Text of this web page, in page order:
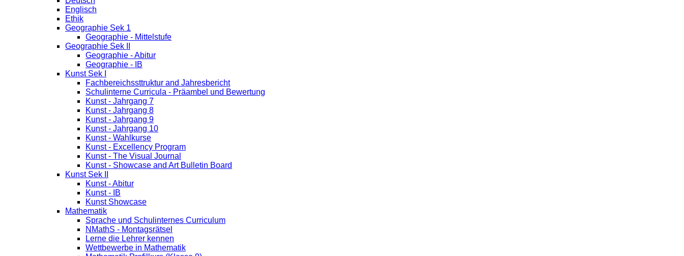
Englisch
Ethik
Geographie Sek 1
Geographie - Mittelstufe
Geographie Sek II
Geographie - Abitur
Geographie - IB
Kunst Sek I
Fachbereichssttruktur and Jahresbericht
Schulinterne Curricula - Präambel und Bewertung
Kunst - Jahrgang 7
Kunst - Jahrgang 8
Kunst - Jahrgang 9
Kunst - Jahrgang 10
Kunst - Wahlkurse
Kunst - Excellency Program
Kunst - The Visual Journal
Kunst - Showcase and Art Bulletin Board
Kunst Sek II
Kunst - Abitur
Kunst - IB
Kunst Showcase
Mathematik
Sprache und Schulinternes Curriculum
NMathS - Montagsrätsel
Lerne die Lehrer kennen
Wettbewerbe in Mathematik